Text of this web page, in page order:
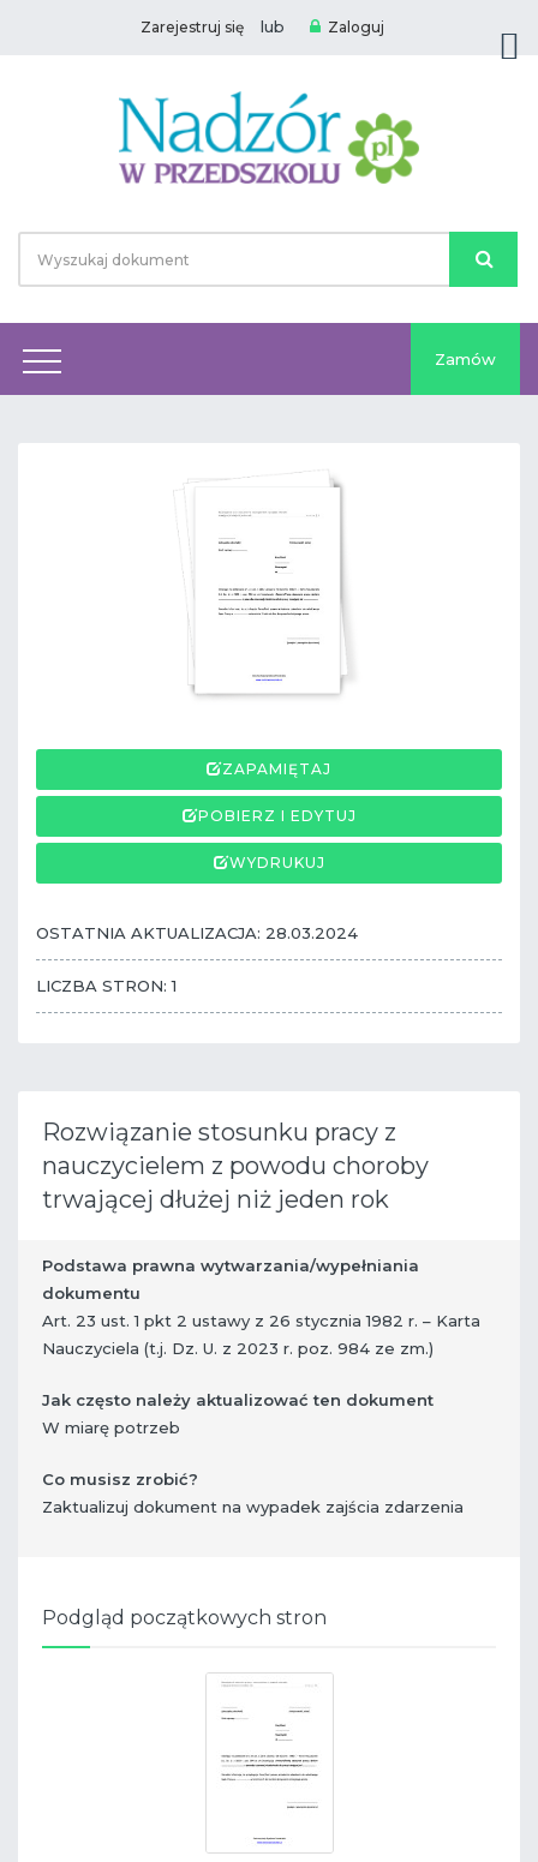
Zarejestruj się lub Zaloguj
Zamów
ZAPAMIĘTAJ
POBIERZ I EDYTUJ
WYDRUKUJ
OSTATNIA AKTUALIZACJA: 28.03.2024
LICZBA STRON: 1
Rozwiązanie stosunku pracy z
nauczycielem z powodu choroby
trwającej dłużej niż jeden rok
Podstawa prawna wytwarzania/wypełniania
dokumentu
Art. 23 ust. 1 pkt 2 ustawy z 26 stycznia 1982 r. – Karta
Nauczyciela (t.j. Dz. U. z 2023 r. poz. 984 ze zm.)
Jak często należy aktualizować ten dokument
W miarę potrzeb
Co musisz zrobić?
​ Zaktualizuj dokument na wypadek zajścia zdarzenia
Podgląd początkowych stron